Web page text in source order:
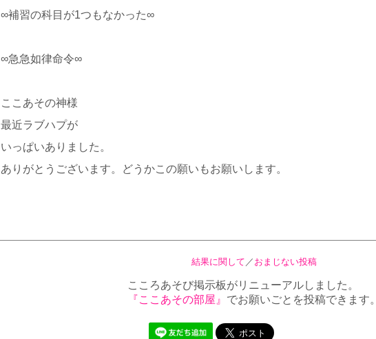
∞補習の科目が1つもなかった∞
∞急急如律命令∞
ここあその神様
最近ラブハプが
いっぱいありました。
ありがとうございます。どうかこの願いもお願いします。
結果に関して ／ おまじない投稿
こころあそび掲示板がリニューアルしました。
『ここあその部屋』 でお願いごとを投稿できます。